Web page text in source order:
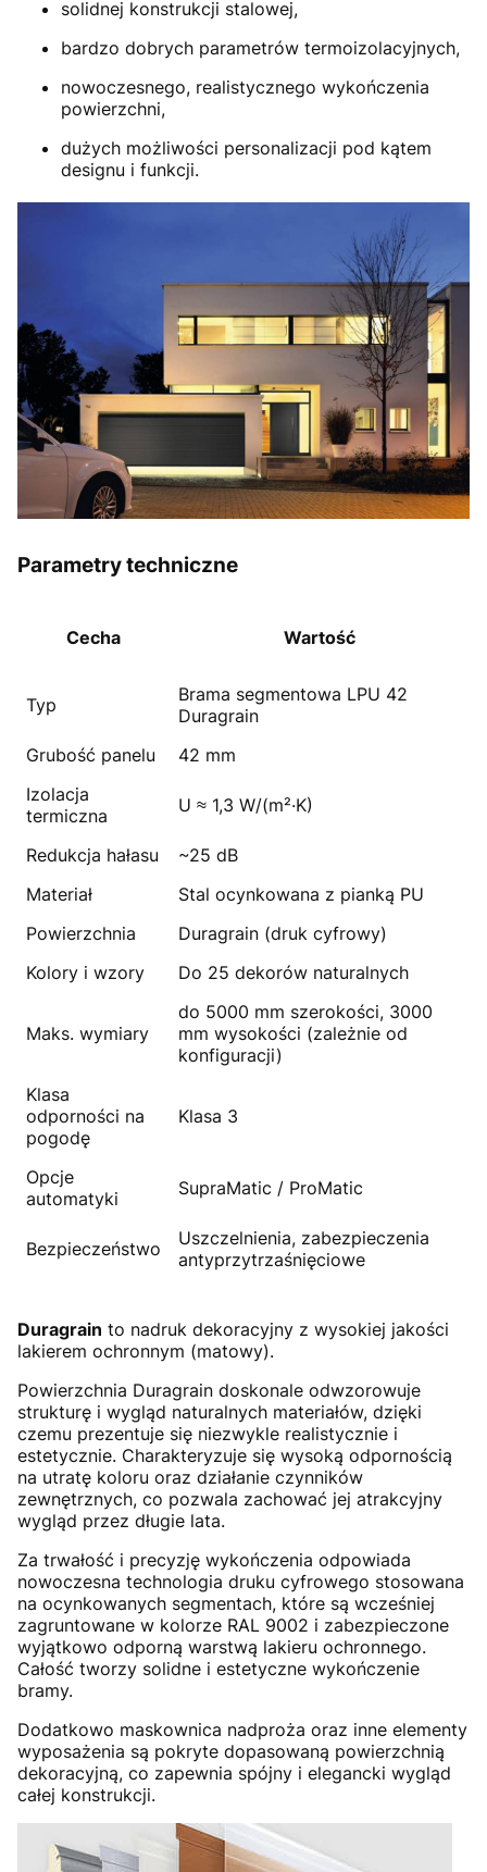
solidnej konstrukcji stalowej,
bardzo dobrych parametrów termoizolacyjnych,
nowoczesnego, realistycznego wykończenia
powierzchni,
dużych możliwości personalizacji pod kątem
designu i funkcji.
Parametry techniczne
Cecha Wartość
Typ
Brama segmentowa LPU 42
Duragrain
Grubość panelu
42 mm
Izolacja
termiczna
U ≈ 1,3 W/(m²·K)
Redukcja hałasu
~25 dB
Materiał
Stal ocynkowana z pianką PU
Powierzchnia
Duragrain (druk cyfrowy)
Kolory i wzory
Do 25 dekorów naturalnych
Maks. wymiary
do 5000 mm szerokości, 3000
mm wysokości (zależnie od
konfiguracji)
Klasa
odporności na
pogodę
Klasa 3
Opcje
automatyki
SupraMatic / ProMatic
Bezpieczeństwo
Uszczelnienia, zabezpieczenia
antyprzytrzaśnięciowe
Duragrain to nadruk dekoracyjny z wysokiej jakości
lakierem ochronnym (matowy).
Powierzchnia Duragrain doskonale odwzorowuje
strukturę i wygląd naturalnych materiałów, dzięki
czemu prezentuje się niezwykle realistycznie i
estetycznie. Charakteryzuje się wysoką odpornością
na utratę koloru oraz działanie czynników
zewnętrznych, co pozwala zachować jej atrakcyjny
wygląd przez długie lata.
Za trwałość i precyzję wykończenia odpowiada
nowoczesna technologia druku cyfrowego stosowana
na ocynkowanych segmentach, które są wcześniej
zagruntowane w kolorze RAL 9002 i zabezpieczone
wyjątkowo odporną warstwą lakieru ochronnego.
Całość tworzy solidne i estetyczne wykończenie
bramy.
Dodatkowo maskownica nadproża oraz inne elementy
wyposażenia są pokryte dopasowaną powierzchnią
dekoracyjną, co zapewnia spójny i elegancki wygląd
całej konstrukcji.